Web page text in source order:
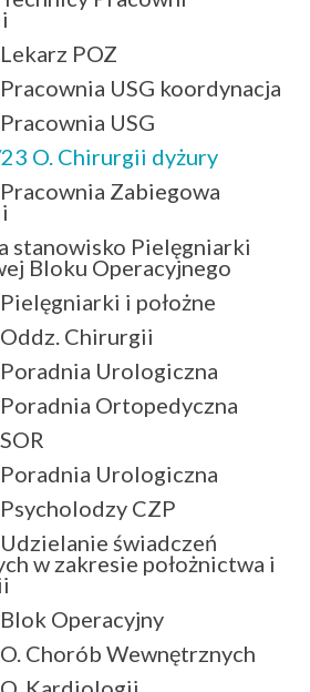
POZ
USG koordynacja
USG
O. Chirurgii dyżury
Zabiegowa
stanowisko Pielęgniarki
Bloku Operacyjnego
i położne
Chirurgii
Urologiczna
Ortopedyczna
Urologiczna
CZP
świadczeń
w zakresie położnictwa i
Operacyjny
Chorób Wewnętrznych